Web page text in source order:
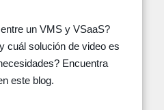
un VMS y VSaaS?
cuál solución de video es
Encuentra
este blog.